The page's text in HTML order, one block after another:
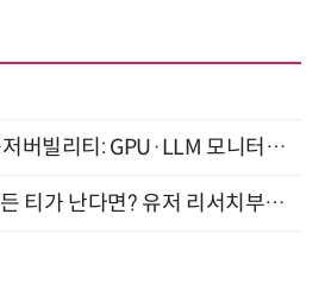
[올쇼TV] AI 시대의 옵저버빌리티: GPU·LLM 모니터링부터 AI 기반 장애 대응까지 (8/11 생방송)
그럴듯하지만 AI가 만든 티가 난다면? 유저 리서치부터 배포까지! (9/15)